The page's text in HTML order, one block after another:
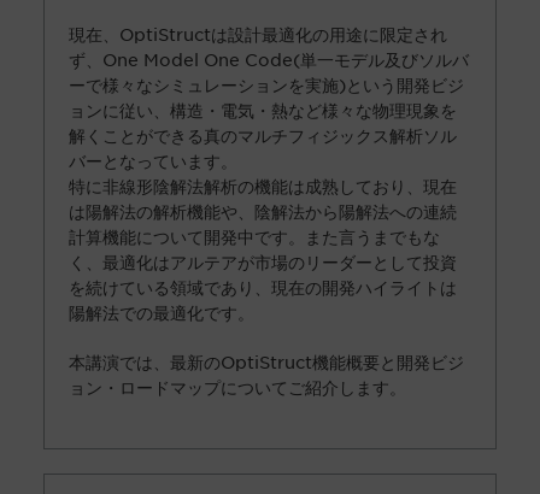
現在、OptiStructは設計最適化の用途に限定され
ず、One Model One Code(単一モデル及びソルバ
ーで様々なシミュレーションを実施)という開発ビジ
ョンに従い、構造・電気・熱など様々な物理現象を
解くことができる真のマルチフィジックス解析ソル
バーとなっています。
特に非線形陰解法解析の機能は成熟しており、現在
は陽解法の解析機能や、陰解法から陽解法への連続
計算機能について開発中です。また言うまでもな
く、最適化はアルテアが市場のリーダーとして投資
を続けている領域であり、現在の開発ハイライトは
陽解法での最適化です。
本講演では、最新のOptiStruct機能概要と開発ビジ
ョン・ロードマップについてご紹介します。